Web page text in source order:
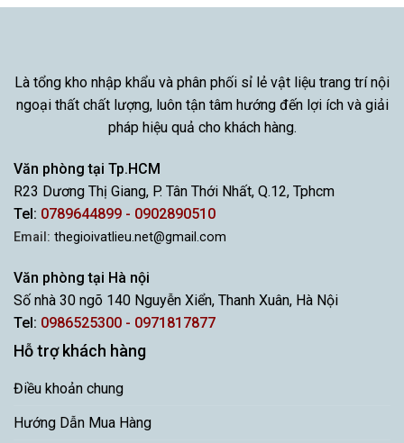
Là tổng kho nhập khẩu và phân phối sỉ lẻ vật liệu trang trí nội
ngoại thất chất lượng, luôn tận tâm hướng đến lợi ích và giải
pháp hiệu quả cho khách hàng.
Văn phòng tại Tp.HCM
R23 Dương Thị Giang, P. Tân Thới Nhất, Q.12, Tphcm
Tel: 0789644899 - 0902890510
Email: thegioivatlieu.net@gmail.com
Văn phòng tại Hà nội
Số nhà 30 ngõ 140 Nguyễn Xiển, Thanh Xuân, Hà Nội
Tel: 0986525300 - 0971817877
Hỗ trợ khách hàng
Điều khoản chung
Hướng Dẫn Mua Hàng